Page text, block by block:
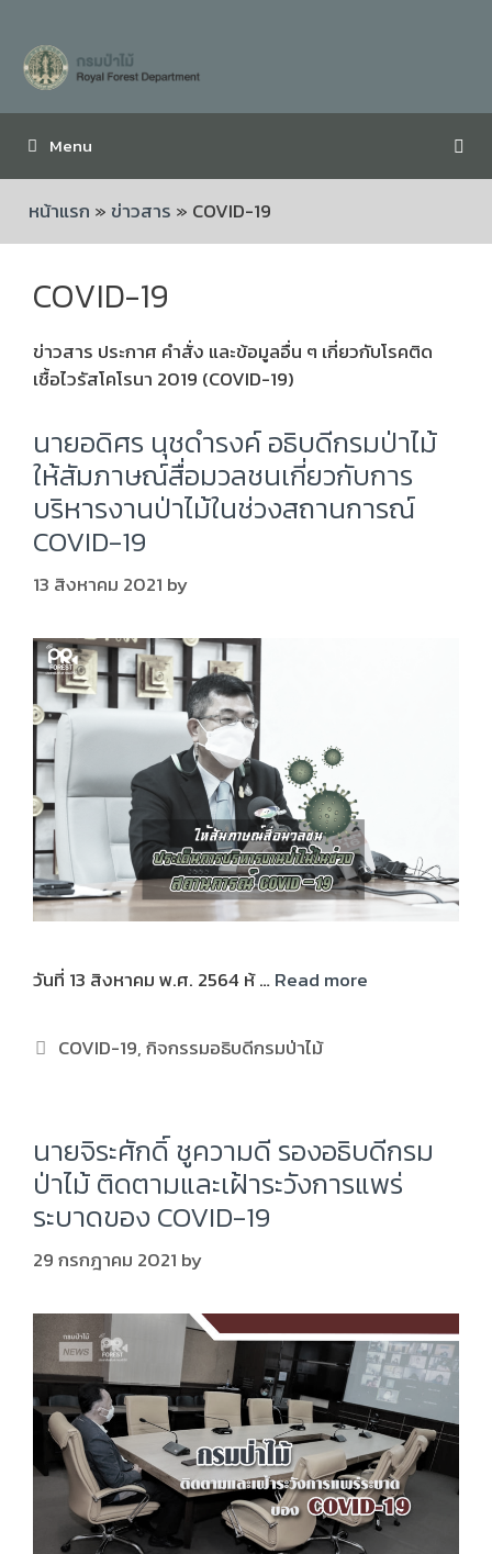
Menu
หน้าแรก » ข่าวสาร » COVID-19
COVID-19
ข่าวสาร ประกาศ คำสั่ง และข้อมูลอื่น ๆ เกี่ยวกับโรคติด
เชื้อไวรัสโคโรนา 2019 (COVID-19)
นายอดิศร นุชดำรงค์ อธิบดีกรมป่าไม้
ให้สัมภาษณ์สื่อมวลชนเกี่ยวกับการ
บริหารงานป่าไม้ในช่วงสถานการณ์
COVID-19
13 สิงหาคม 2021 by
วันที่ 13 สิงหาคม พ.ศ. 2564 ห้ …Read more
COVID-19,กิจกรรมอธิบดีกรมป่าไม้
นายจิระศักดิ์ ชูความดี รองอธิบดีกรม
ป่าไม้ ติดตามและเฝ้าระวังการแพร่
ระบาดของ COVID-19
29 กรกฎาคม 2021 by